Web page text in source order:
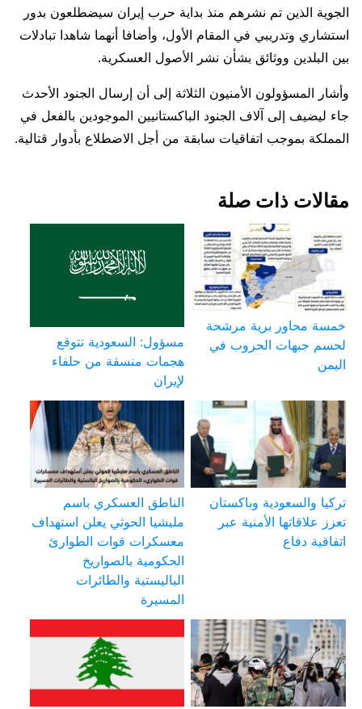
الجوية الذين تم نشرهم منذ بداية حرب إيران سيضطلعون بدور
استشاري وتدريبي في المقام الأول، وأضافا أنهما شاهدا تبادلات
بين البلدين ووثائق بشأن نشر الأصول العسكرية.
وأشار المسؤولون الأمنيون الثلاثة إلى ‌أن إرسال ⁠الجنود الأحدث
جاء ليضيف إلى آلاف الجنود الباكستانيين الموجودين بالفعل في
المملكة بموجب اتفاقيات سابقة من أجل الاضطلاع بأدوار قتالية.
مقالات ذات صلة
خمسة محاور برية مرشحة
لحسم جبهات الحروب في
اليمن
مسؤول: السعودية تتوقع
هجمات منسقة من حلفاء
لإيران
تركيا والسعودية وباكستان
تعزز علاقاتها الأمنية عبر
اتفاقية دفاع
الناطق العسكري باسم
مليشيا الحوثي يعلن استهداف
معسكرات قوات الطوارئ
الحكومية بالصواريخ
الباليستية والطائرات
المسيرة